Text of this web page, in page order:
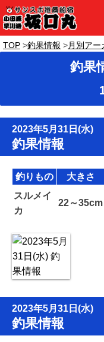
TOP 釣果情報 月別ア
釣果
2023年5月31日(水)
釣果情報
釣りもの 大きさ
スルメイ
カ
22～35cm
2023年5月31日(水)
釣果情報